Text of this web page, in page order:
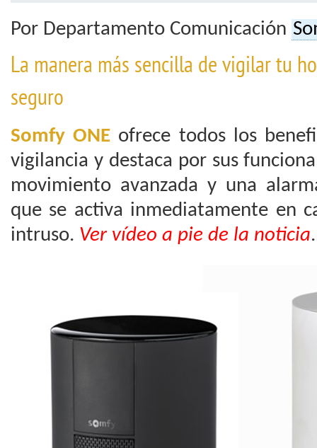
Por Departamento Comunicación
La manera más sencilla de vigilar tu
seguro
Somfy ONE ofrece todos los
vigilancia y destaca por sus
movimiento avanzada y una
que se activa inmediatamente en
intruso. Ver vídeo a pie de la noticia.